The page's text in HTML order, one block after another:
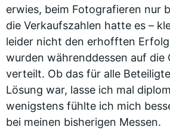
erwies, beim Fotografieren nur
die Verkaufszahlen hatte es –
leider nicht den erhofften
wurden währenddessen auf die
verteilt. Ob das für alle
Lösung war, lasse ich mal
wenigstens fühlte ich mich
bei meinen bisherigen Messen.